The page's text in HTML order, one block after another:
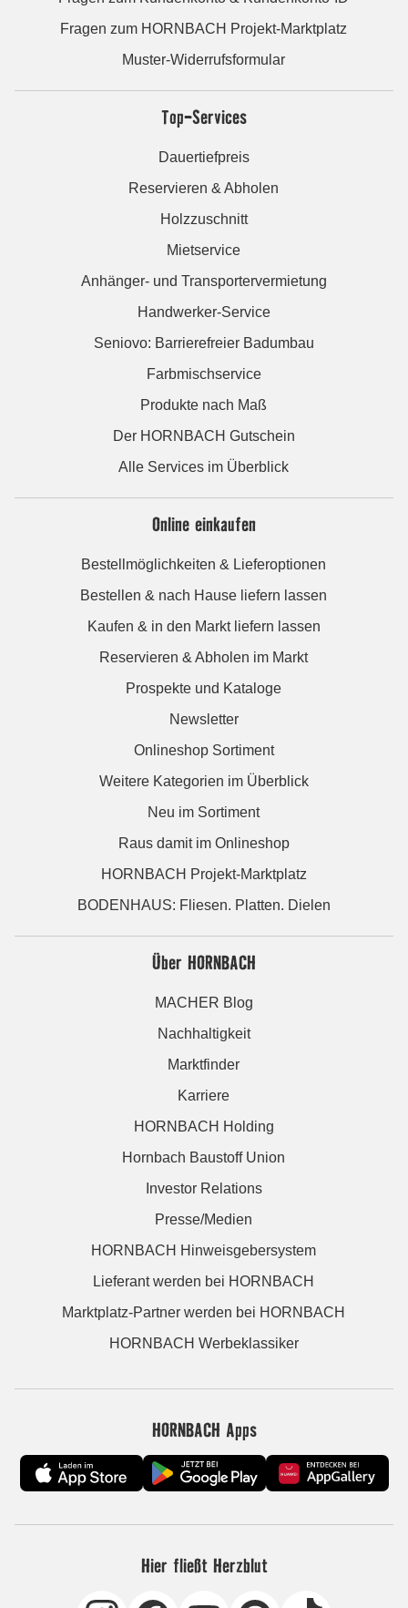
Fragen zum HORNBACH Projekt-Marktplatz
Muster-Widerrufsformular
Top-Services
Dauertiefpreis
Reservieren & Abholen
Holzzuschnitt
Mietservice
Anhänger- und Transportervermietung
Handwerker-Service
Seniovo: Barrierefreier Badumbau
Farbmischservice
Produkte nach Maß
Der HORNBACH Gutschein
Alle Services im Überblick
Online einkaufen
Bestellmöglichkeiten & Lieferoptionen
Bestellen & nach Hause liefern lassen
Kaufen & in den Markt liefern lassen
Reservieren & Abholen im Markt
Prospekte und Kataloge
Newsletter
Onlineshop Sortiment
Weitere Kategorien im Überblick
Neu im Sortiment
Raus damit im Onlineshop
HORNBACH Projekt-Marktplatz
BODENHAUS: Fliesen. Platten. Dielen
Über HORNBACH
MACHER Blog
Nachhaltigkeit
Marktfinder
Karriere
HORNBACH Holding
Hornbach Baustoff Union
Investor Relations
Presse/Medien
HORNBACH Hinweisgebersystem
Lieferant werden bei HORNBACH
Marktplatz-Partner werden bei HORNBACH
HORNBACH Werbeklassiker
HORNBACH Apps
Hier fließt Herzblut